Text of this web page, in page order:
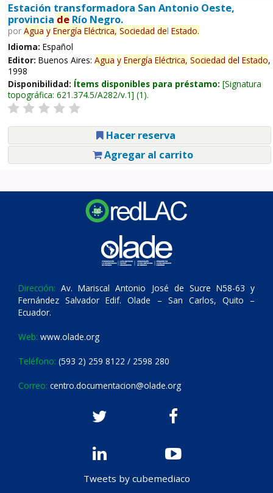
Estación transformadora San Antonio Oeste,
provincia deRío Negro.
por Agua y Energía Eléctrica, Sociedad del Estado.
Idioma: Español
Editor: Buenos Aires: Agua y Energía Eléctrica, Sociedad del Estado,
1998
Disponibilidad: Ítems disponibles para préstamo: Signatura
topográfica: 621.374.5/A282/v.1 (1).
Hacer reserva
Agregar al carrito
Dirección: Av. Mariscal Antonio José de Sucre N58-63 y
Fernández Salvador Edif. Olade – San Carlos, Quito –
Ecuador.
Web: www.olade.org
Teléfono: (593 2) 259 8122 / 2598 280
Correo: centro.documentacion@olade.org
Tweets by cubemediaco